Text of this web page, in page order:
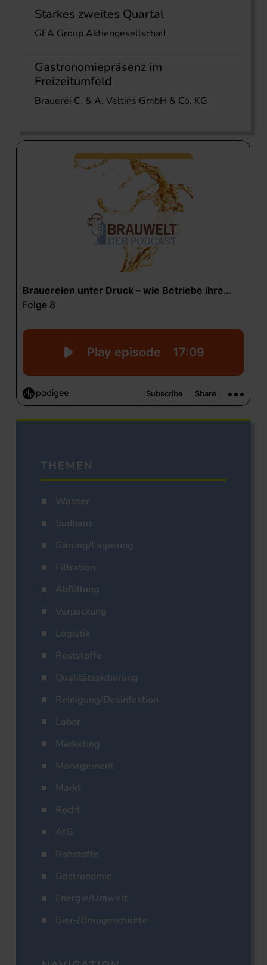
Starkes zweites Quartal
GEA Group Aktiengesellschaft
Gastronomiepräsenz im
Freizeitumfeld
Brauerei C. & A. Veltins GmbH & Co. KG
THEMEN
Wasser
Sudhaus
Gärung/Lagerung
Filtration
Abfüllung
Verpackung
Logistik
Reststoffe
Qualitätssicherung
Reinigung/Desinfektion
Labor
Marketing
Management
Markt
Recht
AfG
Rohstoffe
Gastronomie
Energie/Umwelt
Bier-/Braugeschichte